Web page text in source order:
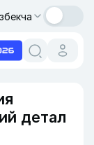
детал